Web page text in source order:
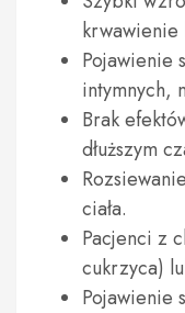
krwawienie
Pojawienie
intymnych,
Brak
dłuższym
ciała.
Pacjenci z
cukrzyca)
Pojawienie